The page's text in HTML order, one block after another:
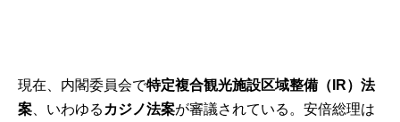
現在、内閣委員会で特定複合観光施設区域整備（ IR）法
案 、いわゆる カジノ法案が審議されている。安倍総理は